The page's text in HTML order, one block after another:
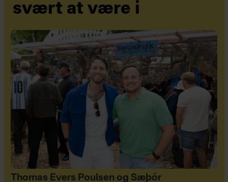
svært at være i
Thomas Evers Poulsen og Sæþór